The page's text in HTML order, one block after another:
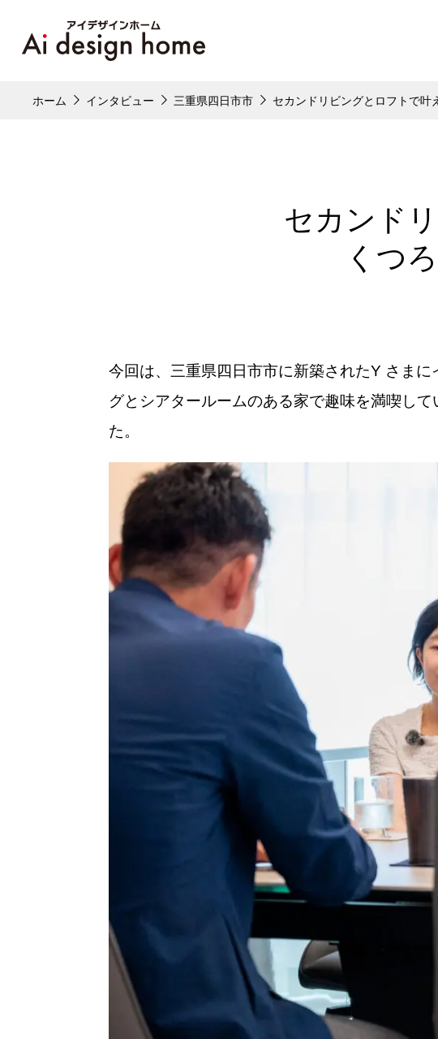
ホーム インタビュー 三重県四日市市 セカンドリビングとロフトで叶
セカンド
くつ
今回は、三重県四日市市に新築されたY さま
グとシアタールームのある家で趣味を満喫し
た。